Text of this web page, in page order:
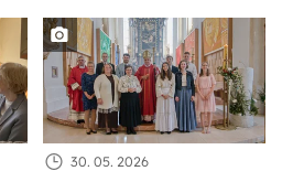
30. 05. 2026